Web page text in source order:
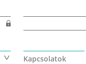
Kapcsolatok